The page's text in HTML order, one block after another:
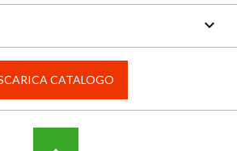
keyboard_arrow_down
CATALOGO